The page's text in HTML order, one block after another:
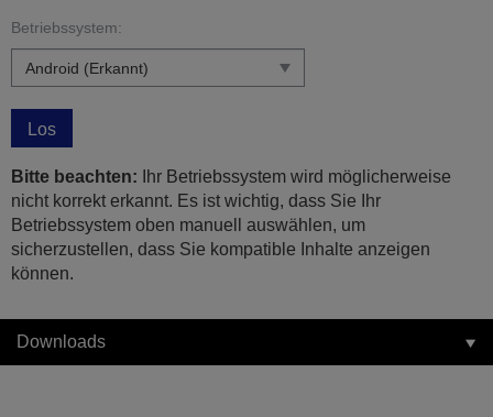
Betriebssystem:
Los
Bitte beachten: Ihr Betriebssystem wird möglicherweise
nicht korrekt erkannt. Es ist wichtig, dass Sie Ihr
Betriebssystem oben manuell auswählen, um
sicherzustellen, dass Sie kompatible Inhalte anzeigen
können.
Downloads